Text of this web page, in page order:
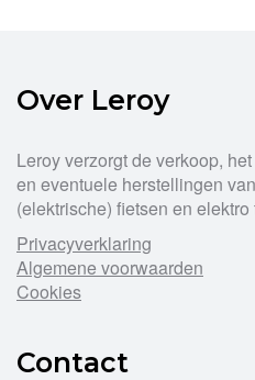
Over Leroy
Leroy verzorgt de verkoop,
en eventuele herstellingen van
(elektrische) fietsen en
Privacyverklaring
Algemene voorwaarden
Cookies
Contact